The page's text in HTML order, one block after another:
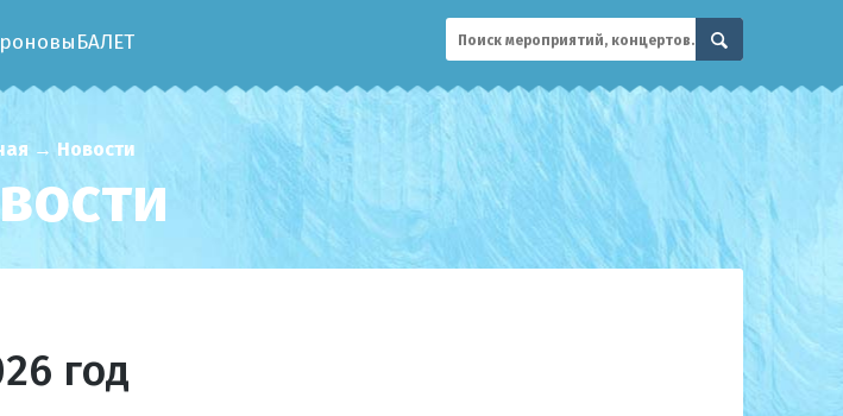
БАЛЕТ
→ Новости
год